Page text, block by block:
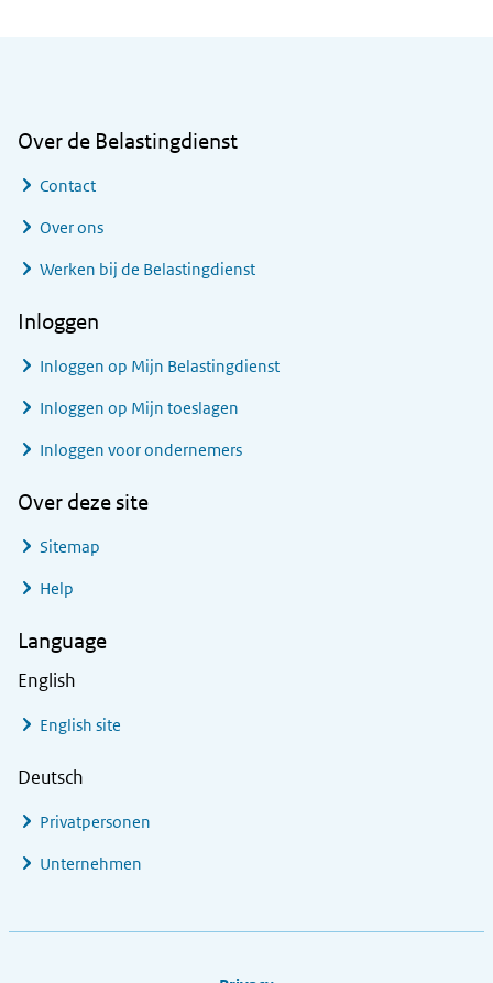
Over de Belastingdienst
Contact
Over ons
Werken bij de Belastingdienst
Inloggen
Inloggen op Mijn Belastingdienst
Inloggen op Mijn toeslagen
Inloggen voor ondernemers
Over deze site
Sitemap
Help
Language
English
English site
Deutsch
Privatpersonen
Unternehmen